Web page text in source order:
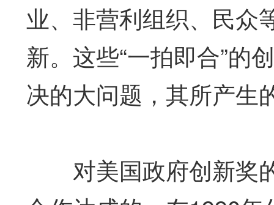
业、非营利组织、民众
新。这些“一拍即合”的
决的大问题，其所产生
对美国政府创新奖